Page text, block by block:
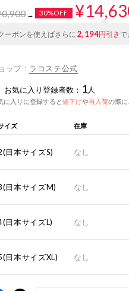
→ 30%OFF
ーポンを使えばさらに2,194円引きで
ップ： ラコステ公式
お気に入り登録者数： 1人
に入りに登録すると値下げや再入荷の際
イズ 在庫
日本サイズS) なし
日本サイズM) なし
日本サイズL) なし
日本サイズXL) なし